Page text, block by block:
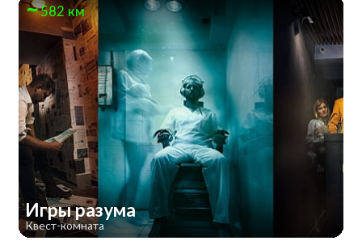
582 км
Игры разума
Квест-комната